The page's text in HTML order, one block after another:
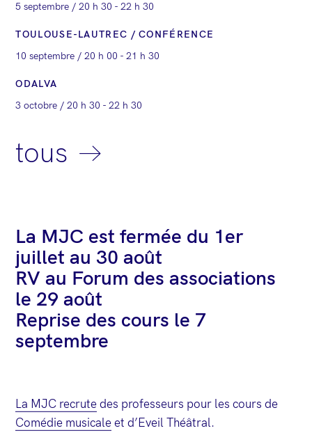
5 septembre / 20 h 30 -22 h 30
TOULOUSE-LAUTREC / CONFÉRENCE
10 septembre / 20 h 00 -21 h 30
ODALVA
3 octobre / 20 h 30 -22 h 30
tous
La MJC est fermée du 1er
juillet au 30 août
RV au Forum des associations
le 29 août
Reprise des cours le 7
septembre
La MJC recrute des professeurs pour les cours de
Comédie musicale et d’Eveil Théâtral.